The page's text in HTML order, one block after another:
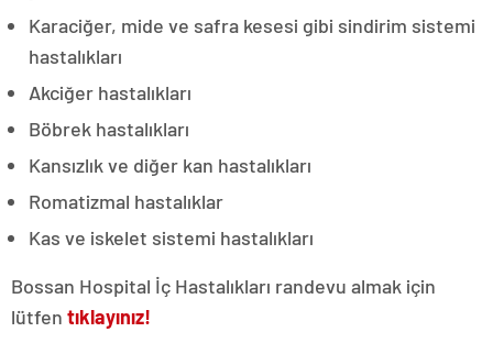
Karaciğer, mide ve safra kesesi gibi sindirim sistemi
hastalıkları
Akciğer hastalıkları
Böbrek hastalıkları
Kansızlık ve diğer kan hastalıkları
Romatizmal hastalıklar
Kas ve iskelet sistemi hastalıkları
Bossan Hospital İç Hastalıkları randevu almak için
lütfen tıklayınız!